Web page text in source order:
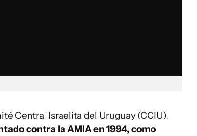
Central Israelita del Uruguay (CCIU),
contra la AMIA en 1994, como